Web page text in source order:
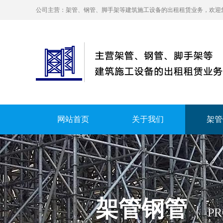
公司主营：架管、钢管、脚手架等建筑施工设备的出租租赁业务，欢迎
网站首页 关于我们 架
架管钢管